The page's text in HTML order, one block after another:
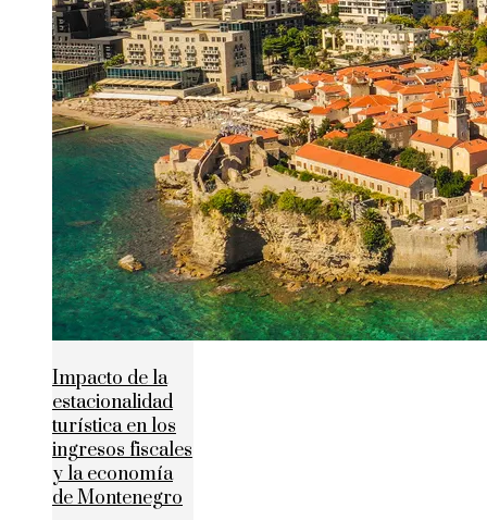
Impacto de la
estacionalidad
turística en los
ingresos fiscales
y la economía
de Montenegro